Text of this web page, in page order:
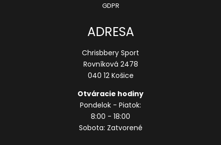
GDPR
ADRESA
Chrisbbery Sport
Rovníková 2478
040 12 Košice
Otváracie hodiny
Pondelok - Piatok:
8:00 - 18:00
Sobota: Zatvorené